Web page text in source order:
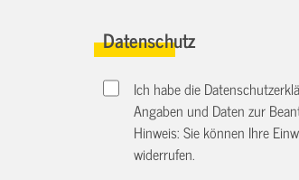
Datenschutz
Ich habe die
Angaben und Daten zur
Hinweis: Sie können Ihre
widerrufen.